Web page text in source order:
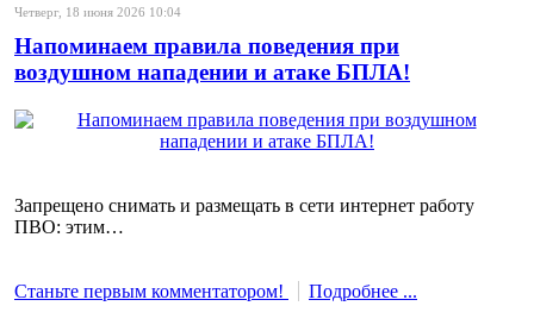
Четверг, 18 июня 2026 10:04
Напоминаем правила поведения при
воздушном нападении и атаке БПЛА!
Запрещено снимать и размещать в сети интернет работу
ПВО: этим…
Станьте первым комментатором! Подробнее ...